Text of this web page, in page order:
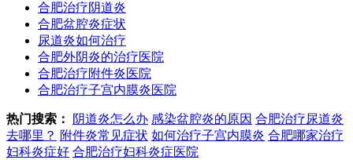
合肥治疗阴道炎
合肥盆腔炎症状
尿道炎如何治疗
合肥外阴炎的治疗医院
合肥治疗附件炎医院
合肥治疗子宫内膜炎医院
热门搜索： 阴道炎怎么办 感染盆腔炎的原因 合肥治疗尿道炎
去哪里？ 附件炎常见症状 如何治疗子宫内膜炎 合肥哪家治疗
妇科炎症好 合肥治疗妇科炎症医院